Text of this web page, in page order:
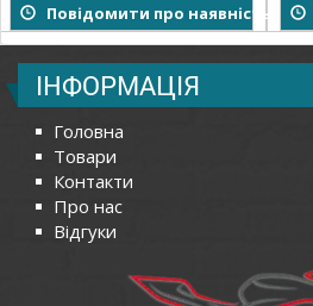
Повідомити про наявність
ІНФОРМАЦІЯ
Головна
Товари
Контакти
Про нас
Відгуки